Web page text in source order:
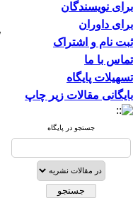
برای نویسندگان
برای داوران
ثبت نام و اشتراک
تماس با ما
تسهیلات پایگاه
بایگانی مقالات زیر چاپ
جستجو در پایگاه